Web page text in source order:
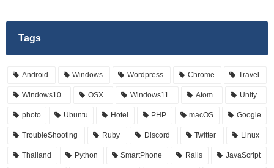
Tags
Android Windows Wordpress Chrome Travel
Windows10 OSX Windows11 Atom Unity
photo Ubuntu Hotel PHP macOS Google
TroubleShooting Ruby Discord Twitter Linux
Thailand Python SmartPhone Rails JavaScript